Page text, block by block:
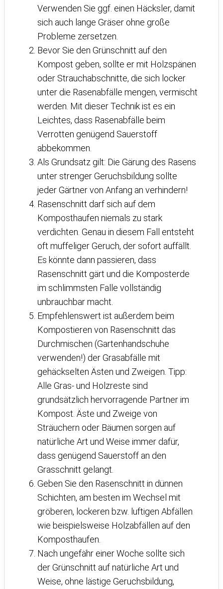
Verwenden Sie ggf. einen Häcksler, damit
sich auch lange Gräser ohne große
Probleme zersetzen.
Bevor Sie den Grünschnitt auf den
Kompost geben, sollte er mit Holzspänen
oder Strauchabschnitte, die sich locker
unter die Rasenabfälle mengen, vermischt
werden. Mit dieser Technik ist es ein
Leichtes, dass Rasenabfälle beim
Verrotten genügend Sauerstoff
abbekommen.
Als Grundsatz gilt: Die Gärung des Rasens
unter strenger Geruchsbildung sollte
jeder Gärtner von Anfang an verhindern!
Rasenschnitt darf sich auf dem
Komposthaufen niemals zu stark
verdichten. Genau in diesem Fall entsteht
oft muffeliger Geruch, der sofort auffällt.
Es könnte dann passieren, dass
Rasenschnitt gärt und die Komposterde
im schlimmsten Falle vollständig
unbrauchbar macht.
Empfehlenswert ist außerdem beim
Kompostieren von Rasenschnitt das
Durchmischen (Gartenhandschuhe
verwenden!) der Grasabfälle mit
gehäckselten Ästen und Zweigen. Tipp:
Alle Gras- und Holzreste sind
grundsätzlich hervorragende Partner im
Kompost. Äste und Zweige von
Sträuchern oder Bäumen sorgen auf
natürliche Art und Weise immer dafür,
dass genügend Sauerstoff an den
Grasschnitt gelangt.
Geben Sie den Rasenschnitt in dünnen
Schichten, am besten im Wechsel mit
gröberen, lockeren bzw. luftigen Abfällen
wie beispielsweise Holzabfällen auf den
Komposthaufen.
Nach ungefähr einer Woche sollte sich
der Grünschnitt auf natürliche Art und
Weise, ohne lästige Geruchsbildung,